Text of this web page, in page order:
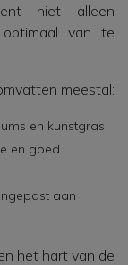
niet alleen
van te
meestal:
en kunstgras
en goed
aan
het hart van de